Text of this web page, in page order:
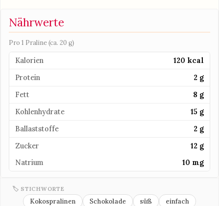
Nährwerte
Pro 1 Praline (ca. 20 g)
Kalorien
120 kcal
Protein
2 g
Fett
8 g
Kohlenhydrate
15 g
Ballaststoffe
2 g
Zucker
12 g
Natrium
10 mg
🏷 STICHWORTE
Kokospralinen Schokolade süß
einfach